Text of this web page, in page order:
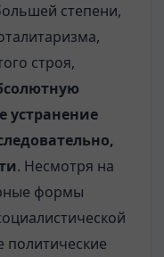
степени,
строя,
устранение
. Несмотря на
формы
политические